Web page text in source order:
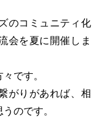
のコミュニティ化
会を夏に開催しま
です。
がりがあれば、相
のです。